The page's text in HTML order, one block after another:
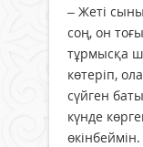
– Жеті
соң, он
тұрмысқа
көтеріп,
сүйген
күнде